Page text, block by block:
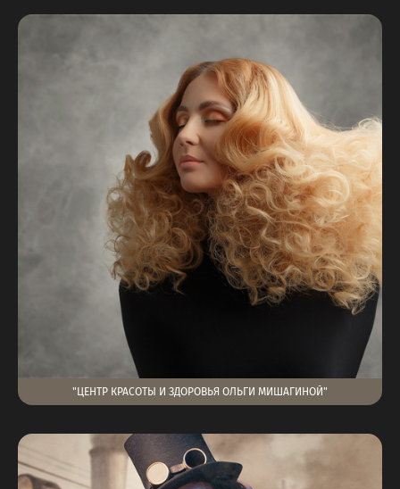
"ЦЕНТР КРАСОТЫ И ЗДОРОВЬЯ ОЛЬГИ МИШАГИНОЙ"